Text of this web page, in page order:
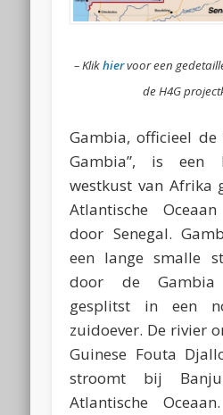
– Klikhiervoor een
de H4G
Gambia, officieel de
Gambia”, is
westkust van Afrika
Atlantische
door Senegal.
een lange smalle
door de
gesplitst in een
zuidoever. De rivier
Guinese Fouta
stroomt bij
Atlantische